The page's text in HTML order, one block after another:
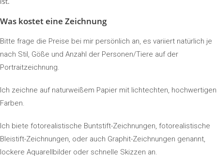
Was kostet eine Zeichnung
Bitte frage die Preise bei mir persönlich an, es variiert natürlich je
nach Stil, Göße und Anzahl der Personen/Tiere auf der
Portraitzeichnung.
Ich zeichne auf naturweißem Papier mit lichtechten, hochwertigen
Farben.
Ich biete fotorealistische Buntstift-Zeichnungen, fotorealistische
Bleistift-Zeichnungen, oder auch Graphit-Zeichnungen genannt,
lockere Aquarellbilder oder schnelle Skizzen an.